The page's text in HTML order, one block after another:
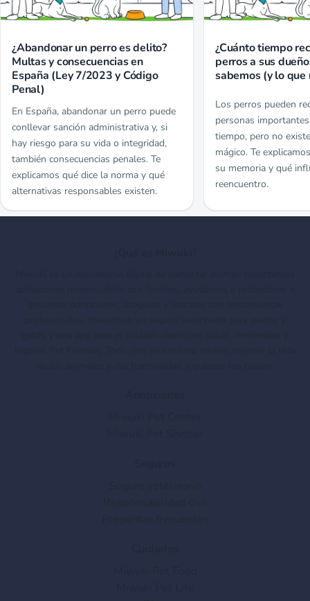
¿Abandonar un perro es delito?
Multas y consecuencias en
España (Ley 7/2023 y Código
Penal)
En España, abandonar un perro puede
conllevar sanción administrativa y, si
hay riesgo para su vida o integridad,
también consecuencias penales. Te
explicamos qué dice la norma y qué
alternativas responsables existen.
¿Cuánto tiempo
perros a sus
sabemos (y lo que
Los perros pueden
personas
tiempo, pero no
mágico. Te
su memoria y qué
reencuentro.